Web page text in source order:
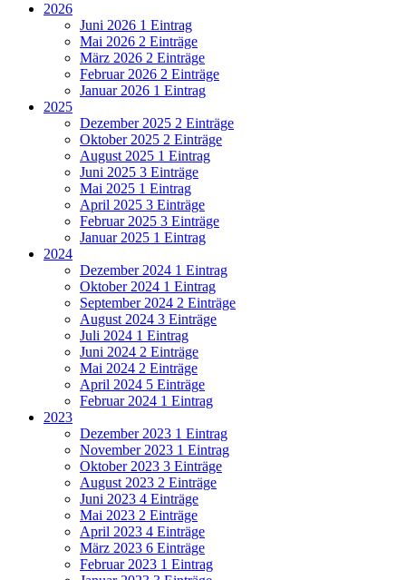
2026
Juni 2026 1 Eintrag
Mai 2026 2 Einträge
März 2026 2 Einträge
Februar 2026 2 Einträge
Januar 2026 1 Eintrag
2025
Dezember 2025 2 Einträge
Oktober 2025 2 Einträge
August 2025 1 Eintrag
Juni 2025 3 Einträge
Mai 2025 1 Eintrag
April 2025 3 Einträge
Februar 2025 3 Einträge
Januar 2025 1 Eintrag
2024
Dezember 2024 1 Eintrag
Oktober 2024 1 Eintrag
September 2024 2 Einträge
August 2024 3 Einträge
Juli 2024 1 Eintrag
Juni 2024 2 Einträge
Mai 2024 2 Einträge
April 2024 5 Einträge
Februar 2024 1 Eintrag
2023
Dezember 2023 1 Eintrag
November 2023 1 Eintrag
Oktober 2023 3 Einträge
August 2023 2 Einträge
Juni 2023 4 Einträge
Mai 2023 2 Einträge
April 2023 4 Einträge
März 2023 6 Einträge
Februar 2023 1 Eintrag